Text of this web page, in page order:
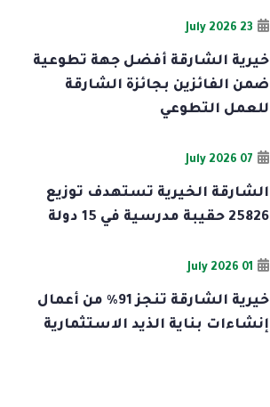
23 July 2026
خيرية الشارقة أفضل جهة تطوعية
ضمن الفائزين بجائزة الشارقة
للعمل التطوعي
07 July 2026
الشارقة الخيرية تستهدف توزيع
25826 حقيبة مدرسية في 15 دولة
01 July 2026
خيرية الشارقة تنجز 91% من أعمال
إنشاءات بناية الذيد الاستثمارية